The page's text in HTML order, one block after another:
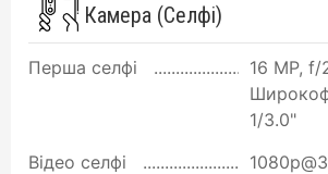
Камера (Селфі)
Перша селфі
16 MP,
1/3.0"
Відео селфі